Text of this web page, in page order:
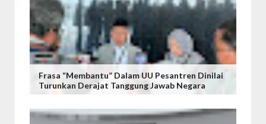
Frasa “Membantu” Dalam UU Pesantren Dinilai
Turunkan Derajat Tanggung Jawab Negara